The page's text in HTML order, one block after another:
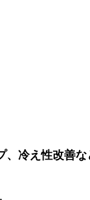
冷え性改善な